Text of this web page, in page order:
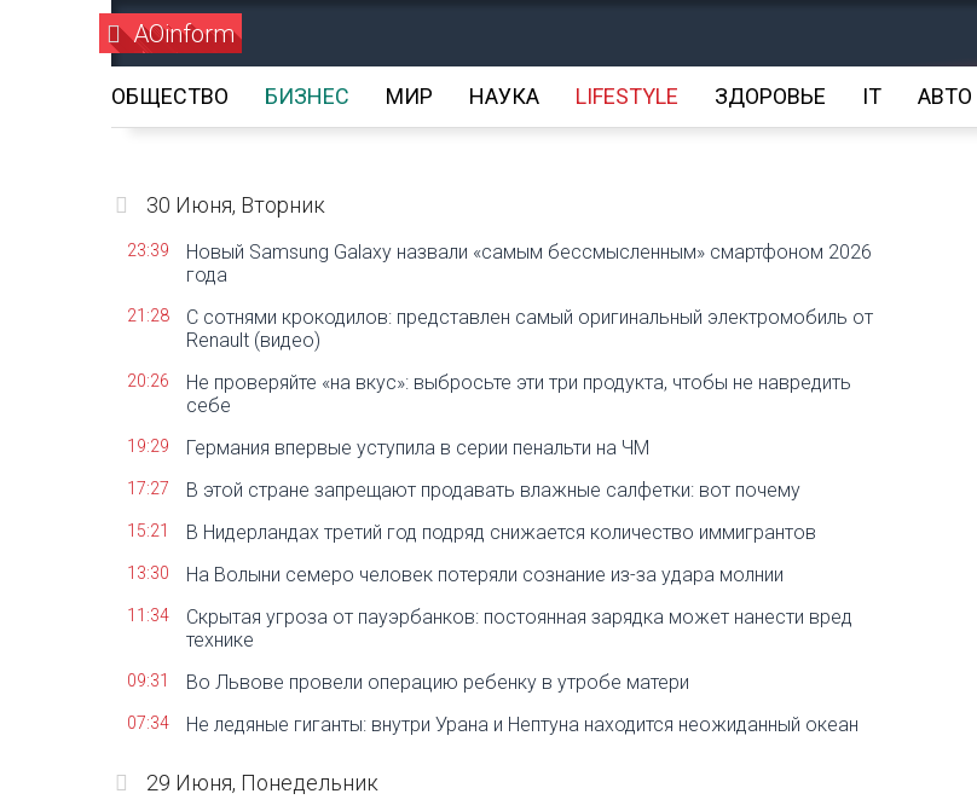
AOinform
ОБЩЕСТВО БИЗНЕС МИР НАУКА LIFESTYLE ЗДОРОВЬЕ IT АВТО
30 Июня, Вторник
23:39
Новый Samsung Galaxy назвали «самым бессмысленным» смартфоном 2026
года
21:28
С сотнями крокодилов: представлен самый оригинальный электромобиль от
Renault (видео)
20:26
Не проверяйте «на вкус»: выбросьте эти три продукта, чтобы не навредить
себе
19:29 Германия впервые уступила в серии пенальти на ЧМ
17:27 В этой стране запрещают продавать влажные салфетки: вот почему
15:21 В Нидерландах третий год подряд снижается количество иммигрантов
13:30 На Волыни семеро человек потеряли сознание из-за удара молнии
11:34
Скрытая угроза от пауэрбанков: постоянная зарядка может нанести вред
технике
09:31 Во Львове провели операцию ребенку в утробе матери
07:34 Не ледяные гиганты: внутри Урана и Нептуна находится неожиданный океан
29 Июня, Понедельник